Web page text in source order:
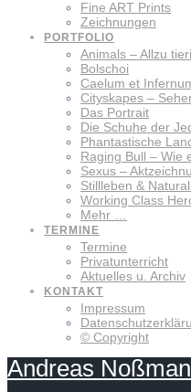
Fine ART Prints
Zeichnungen
PORTFOLIO
Animals – Allzu
Bolschoi
Caelum et
Cityskapes –
Das Portrait
Die Schuhe der
Phantastische
Raging Bull – Wie
Sexus –
Stillleben &
Working Class
Mehr …
TERMINE
Termine
Privatunterricht
Aktuelles u. Archiv
KONTAKT
Impressum
© Copyright
Andreas